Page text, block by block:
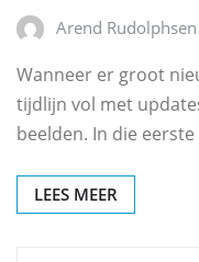
Arend Rudolphsen
Wanneer er groot
tijdlijn vol met
beelden. In die
LEES MEER